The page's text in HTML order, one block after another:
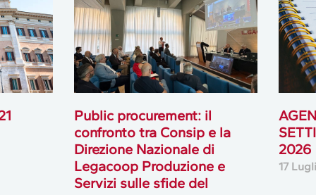
Public procurement: il
confronto tra Consip e la
Direzione Nazionale di
Legacoop Produzione e
Servizi sulle sfide del
2026
17